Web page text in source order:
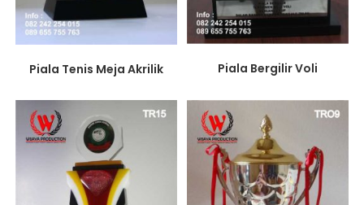
Piala Tenis Meja Akrilik Piala Bergilir Voli